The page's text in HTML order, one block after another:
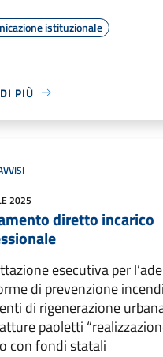
istituzionale
PIÙ
2025
diretto incarico
esecutiva per
di prevenzione
di rigenerazione
paoletti
con fondi statali